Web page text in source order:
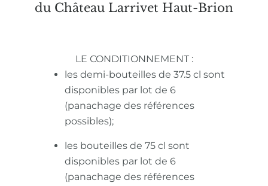
du Château Larrivet Haut-Brion
LE CONDITIONNEMENT :
les demi-bouteilles de 37.5 cl sont
disponibles par lot de 6
(panachage des références
possibles);
les bouteilles de 75 cl sont
disponibles par lot de 6
(panachage des références